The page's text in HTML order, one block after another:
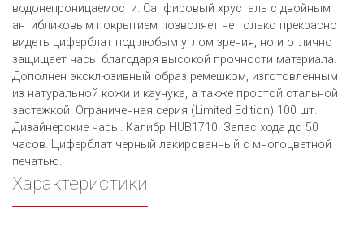
водонепроницаемости. Сапфировый хрусталь с двойным
антибликовым покрытием позволяет не только прекрасно
видеть циферблат под любым углом зрения, но и отлично
защищает часы благодаря высокой прочности материала.
Дополнен эксклюзивный образ ремешком, изготовленным
из натуральной кожи и каучука, а также простой стальной
застежкой. Ограниченная серия (Limited Edition) 100 шт.
Дизайнерские часы. Калибр HUB1710. Запас хода до 50
часов. Циферблат черный лакированный с многоцветной
печатью.
Характеристики